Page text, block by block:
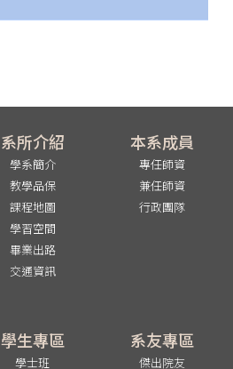
系所介紹
學系簡介
教學品保
課程地圖
學習空間
畢業出路
交通資訊
本系成員
專任師資
兼任師資
行政團隊
學生專區
學士班
系友專區
傑出院友